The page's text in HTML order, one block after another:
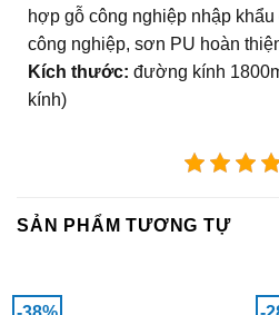
hợp gỗ công nghiệp nhập
công nghiệp, sơn PU hoàn
Kích thước: đường kính
kính)
SẢN PHẨM TƯƠNG TỰ